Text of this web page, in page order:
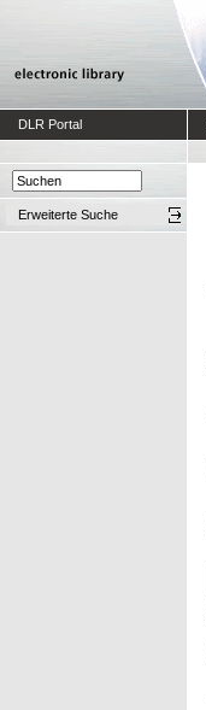
DLR Portal
Erweiterte Suche